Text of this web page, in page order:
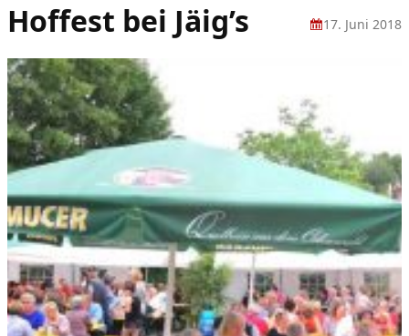
Hoffest bei Jäig’s 17. Juni 2018